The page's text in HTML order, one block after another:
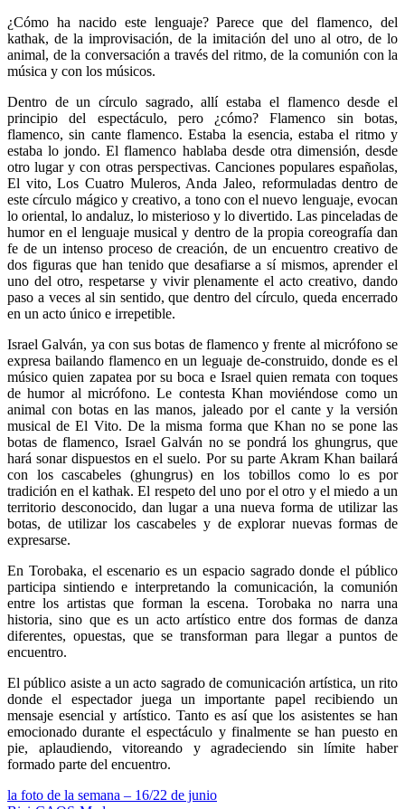
¿Cómo ha nacido este lenguaje? Parece que del flamenco, del
kathak, de la improvisación, de la imitación del uno al otro, de lo
animal, de la conversación a través del ritmo, de la comunión con la
música y con los músicos.
Dentro de un círculo sagrado, allí estaba el flamenco desde el
principio del espectáculo, pero ¿cómo? Flamenco sin botas,
flamenco, sin cante flamenco. Estaba la esencia, estaba el ritmo y
estaba lo jondo. El flamenco hablaba desde otra dimensión, desde
otro lugar y con otras perspectivas. Canciones populares españolas,
El vito, Los Cuatro Muleros, Anda Jaleo, reformuladas dentro de
este círculo mágico y creativo, a tono con el nuevo lenguaje, evocan
lo oriental, lo andaluz, lo misterioso y lo divertido. Las pinceladas de
humor en el lenguaje musical y dentro de la propia coreografía dan
fe de un intenso proceso de creación, de un encuentro creativo de
dos figuras que han tenido que desafiarse a sí mismos, aprender el
uno del otro, respetarse y vivir plenamente el acto creativo, dando
paso a veces al sin sentido, que dentro del círculo, queda encerrado
en un acto único e irrepetible.
Israel Galván, ya con sus botas de flamenco y frente al micrófono se
expresa bailando flamenco en un leguaje de-construido, donde es el
músico quien zapatea por su boca e Israel quien remata con toques
de humor al micrófono. Le contesta Khan moviéndose como un
animal con botas en las manos, jaleado por el cante y la versión
musical de El Vito. De la misma forma que Khan no se pone las
botas de flamenco, Israel Galván no se pondrá los ghungrus, que
hará sonar dispuestos en el suelo. Por su parte Akram Khan bailará
con los cascabeles (ghungrus) en los tobillos como lo es por
tradición en el kathak. El respeto del uno por el otro y el miedo a un
territorio desconocido, dan lugar a una nueva forma de utilizar las
botas, de utilizar los cascabeles y de explorar nuevas formas de
expresarse.
En Torobaka, el escenario es un espacio sagrado donde el público
participa sintiendo e interpretando la comunicación, la comunión
entre los artistas que forman la escena. Torobaka no narra una
historia, sino que es un acto artístico entre dos formas de danza
diferentes, opuestas, que se transforman para llegar a puntos de
encuentro.
El público asiste a un acto sagrado de comunicación artística, un rito
donde el espectador juega un importante papel recibiendo un
mensaje esencial y artístico. Tanto es así que los asistentes se han
emocionado durante el espectáculo y finalmente se han puesto en
pie, aplaudiendo, vitoreando y agradeciendo sin límite haber
formado parte del encuentro.
Navegación
la foto de la semana – 16/22 de junio